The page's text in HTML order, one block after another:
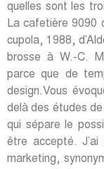
quelles sont les
La cafetière 9090
cupola, 1988,
brosse à W.-C.
parce que de
design.Vous
delà des études de
qui sépare le
être accepté.
marketing,